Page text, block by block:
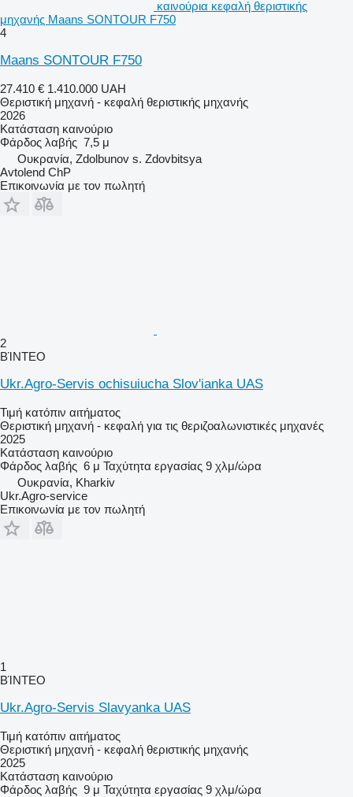
καινούρια κεφαλή θεριστικής
μηχανής Maans SONTOUR F750
4
Maans SONTOUR F750
27.410 € 1.410.000 UAH
Θεριστική μηχανή - κεφαλή θεριστικής μηχανής
2026
Κατάσταση καινούριο
Φάρδος λαβής 7,5 μ
Ουκρανία, Zdolbunov s. Zdovbitsya
Avtolend ChP
Επικοινωνία με τον πωλητή
2
ΒΊΝΤΕΟ
Ukr.Agro-Servis ochisuiucha Slov'ianka UAS
Τιμή κατόπιν αιτήματος
Θεριστική μηχανή - κεφαλή για τις θεριζοαλωνιστικές μηχανές
2025
Κατάσταση καινούριο
Φάρδος λαβής 6 μ Ταχύτητα εργασίας 9 χλμ/ώρα
Ουκρανία, Kharkiv
Ukr.Agro-service
Επικοινωνία με τον πωλητή
1
ΒΊΝΤΕΟ
Ukr.Agro-Servis Slavyanka UAS
Τιμή κατόπιν αιτήματος
Θεριστική μηχανή - κεφαλή θεριστικής μηχανής
2025
Κατάσταση καινούριο
Φάρδος λαβής 9 μ Ταχύτητα εργασίας 9 χλμ/ώρα